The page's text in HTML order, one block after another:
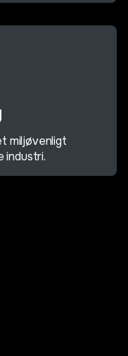
miljøvenligt
industri.